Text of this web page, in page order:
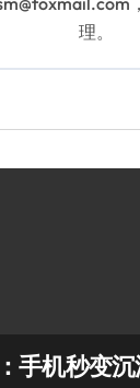
理。
手机秒变